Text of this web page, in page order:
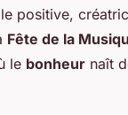
positive,
Fête de la
le bonheur naît